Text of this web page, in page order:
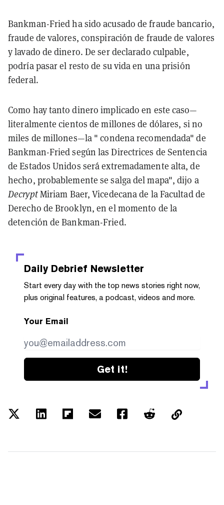
Bankman-Fried ha sido acusado de fraude bancario,
fraude de valores, conspiración de fraude de valores
y lavado de dinero. De ser declarado culpable,
podría pasar el resto de su vida en una prisión
federal.
Como hay tanto dinero implicado en este caso—
literalmente cientos de millones de dólares, si no
miles de millones—la " condena recomendada" de
Bankman-Fried según las Directrices de Sentencia
de Estados Unidos será extremadamente alta, de
hecho, probablemente se salga del mapa", dijo a
DecryptMiriam Baer, Vicedecana de la Facultad de
Derecho de Brooklyn, en el momento de la
detención de Bankman-Fried.
Daily Debrief Newsletter
Start every day with the top news stories right now,
plus original features, a podcast, videos and more.
Your Email
Get it!